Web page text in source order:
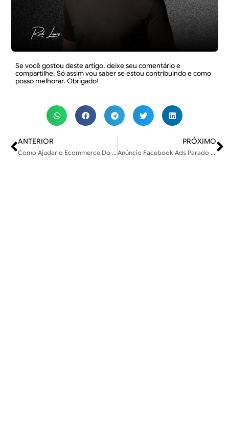
Se você gostou deste artigo, deixe seu comentário e
compartilhe. Só assim vou saber se estou contribuindo e como
posso melhorar. Obrigado!
ANTERIOR
Como Ajudar o Ecommerce Do Seu Cliente Com Tráfego Pago
PRÓXIMO
Anúncio Facebook Ads Parado Na Fase De Aprendizado?